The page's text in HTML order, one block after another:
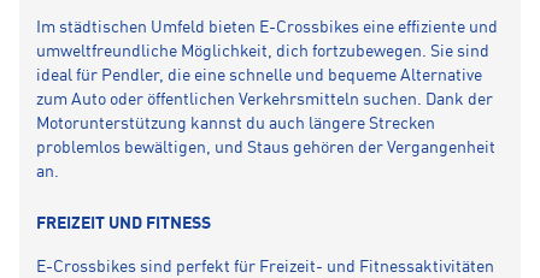
Im städtischen Umfeld bieten E-Crossbikes eine effiziente und
umweltfreundliche Möglichkeit, dich fortzubewegen. Sie sind
ideal für Pendler, die eine schnelle und bequeme Alternative
zum Auto oder öffentlichen Verkehrsmitteln suchen. Dank der
Motorunterstützung kannst du auch längere Strecken
problemlos bewältigen, und Staus gehören der Vergangenheit
an.
FREIZEIT UND FITNESS
E-Crossbikes sind perfekt für Freizeit- und Fitnessaktivitäten